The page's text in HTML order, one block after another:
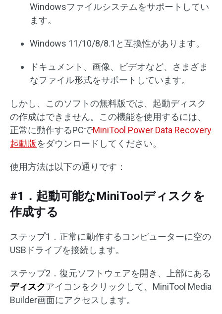
Windowsファイルシステムをサポートしてい
ます。
Windows 11/10/8/8.1と互換性があります。
ドキュメント、画像、ビデオなど、さまざま
なファイル形式をサポートしています。
しかし、このソフトの無料版では、起動ディスク
の作成はできません。この機能を使用するには、
正常に動作するPCでMiniTool Power Data Recovery
起動版をダウンロードしてください。
使用方法は以下の通りです：
#1．起動可能なMiniToolディスクを
作成する
ステップ1．正常に動作するコンピューターに空の
USBドライブを接続します。
ステップ2．復元ソフトウェアを開き、上部にある
ディスクアイコンをクリックして、MiniTool Media
Builder画面にアクセスします。